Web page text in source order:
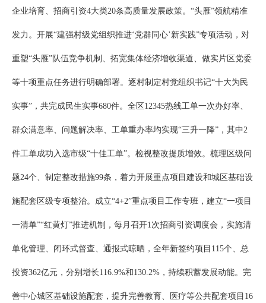
企业培育、招商引资4大类20条高质量发展政策。“头雁”领航精准
发力。开展“建强村级党组织推进‘党群同心’新实践”专项活动，对
重塑“头雁”队伍竞争机制、拓宽集体经济增收渠道、做实片区党委
等十项重点任务进行明确部署。逐村制定村党组织书记“十大为民
实事”，共完成民生实事680件。全区12345热线工单一次办好率、
群众满意率、问题解决率、工单重办率均实现“三升一降”，其中2
件工单成功入选市级“十佳工单”。检视整改提质增效。梳理区级问
题24个、制定整改措施99条，着力开展重点项目建设和城区基础设
施配套区级专项整治。成立“4+2”重点项目工作专班，建立“一项目
一清单”“红黄灯”推进机制，每月召开1次招商引资调度会，实施清
单化管理、闭环式督查、通报式晾晒，全年新签约项目115个、总
投资362亿元，分别增长116.9%和130.2%，持续积蓄发展动能。完
善中心城区基础设施配套，提升完善教育、医疗等公共配套项目16